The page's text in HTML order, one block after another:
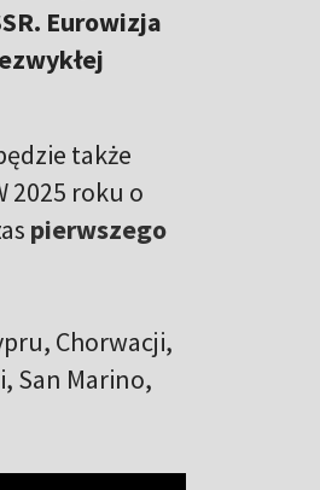
Eurowizja
także
2025 roku o
pierwszego
Chorwacji,
San Marino,